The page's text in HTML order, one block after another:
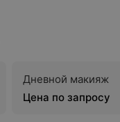
Дневной макияж
Цена по запросу